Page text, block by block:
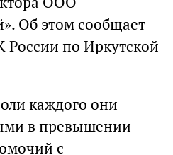
Об этом сообщает
России по Иркутской
каждого они
в превышении
с